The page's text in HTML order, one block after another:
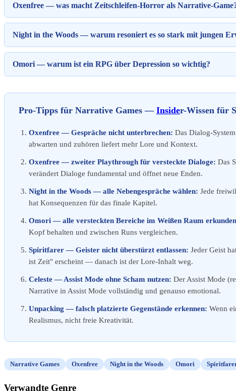
Oxenfree — was macht Zeitschleifen-Horror als Narrative-
Night in the Woods — warum resoniert es so stark mit jungen
Omori — warum ist ein RPG über Depression so wichtig?
Pro-Tipps für Narrative Games — Insider-Wissen für
Oxenfree — Gespräche nicht unterbrechen: Das Dialog-
abwarten und zuhören liefert mehr Lore und Kontext.
Oxenfree — zweiter Playthrough für versteckte Dialoge: Das
verändert Dialoge fundamental und öffnet neue Enden.
Night in the Woods — alle Nebengespräche wählen: Jede
hat Konsequenzen für das finale Kapitel.
Omori — alle versteckten Bereiche im Weißen Raum
Kopf behalten und zwischen Runs vergleichen.
Spiritfarer — Geister nicht überstürzt entlassen: Jeder Geist
ist Zeit" erscheint — danach ist der Lore-Inhalt weg.
Celeste — Assist Mode ohne Scham nutzen: Der Assist Mode
Narrative in Assist Mode vollständig und genauso emotional.
Unpacking — falsch platzierte Gegenstände erkennen: Wenn
Realismus, nicht freie Kreativität.
Narrative Games Oxenfree Night in the Woods Omori
Verwandte Genre